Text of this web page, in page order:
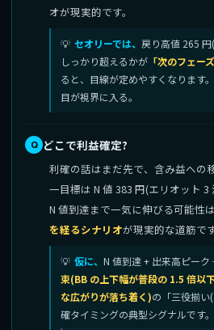
オが現実的です。
セオリーでは、 戻り高値 265
しっかり超えるかが 「次のフェー
ると、目線が定めやすくなります
目が視界に入る。
どこで利益確定?
利確の話はまだ先で、含み益への
一目標は N 値 383 円(エリオット
N 値到達まで一気に伸びる可能性は
を経るシナリオが現実的な道筋です
仮に、 N 値到達 + 出来高ピーク
束(BB の上下幅が普段の 1.5 倍以
な広がりが落ち着く)の「三役揃い
確タイミングの典型シグナルです。